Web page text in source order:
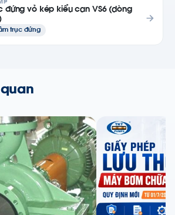
đứng vỏ kép kiểu can VS6 (dòng
trục đứng